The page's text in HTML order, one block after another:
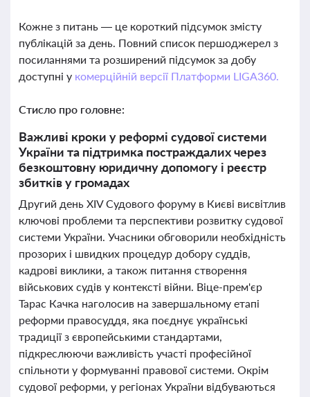
Кожне з питань — це короткий підсумок змісту
публікацій за день. Повний список першоджерел з
посиланнями та розширений підсумок за добу
доступні у комерційній версії Платформи LIGA360.
Стисло про головне:
Важливі кроки у реформі судової системи
України та підтримка постраждалих через
безкоштовну юридичну допомогу і реєстр
збитків у громадах
Другий день XIV Судового форуму в Києві висвітлив
ключові проблеми та перспективи розвитку судової
системи України. Учасники обговорили необхідність
прозорих і швидких процедур добору суддів,
кадрові виклики, а також питання створення
військових судів у контексті війни. Віце-прем'єр
Тарас Качка наголосив на завершальному етапі
реформи правосуддя, яка поєднує українські
традиції з європейськими стандартами,
підкреслюючи важливість участі професійної
спільноти у формуванні правової системи. Окрім
судової реформи, у регіонах України відбуваються